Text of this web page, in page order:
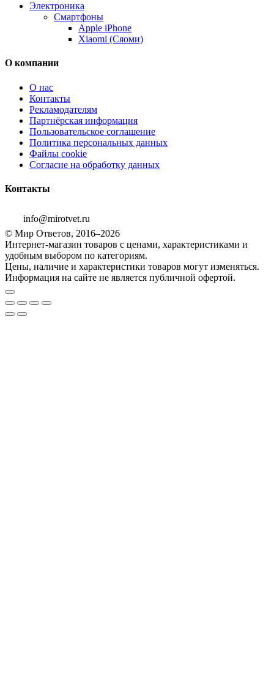
Электроника
Смартфоны
Apple iPhone
Xiaomi (Сяоми)
О компании
О нас
Контакты
Рекламодателям
Партнёрская информация
Пользовательское соглашение
Политика персональных данных
Файлы cookie
Согласие на обработку данных
Контакты
info@mirotvet.ru
© Мир Ответов, 2016–2026
Интернет-магазин товаров с ценами, характеристиками и
удобным выбором по категориям.
Цены, наличие и характеристики товаров могут изменяться.
Информация на сайте не является публичной офертой.